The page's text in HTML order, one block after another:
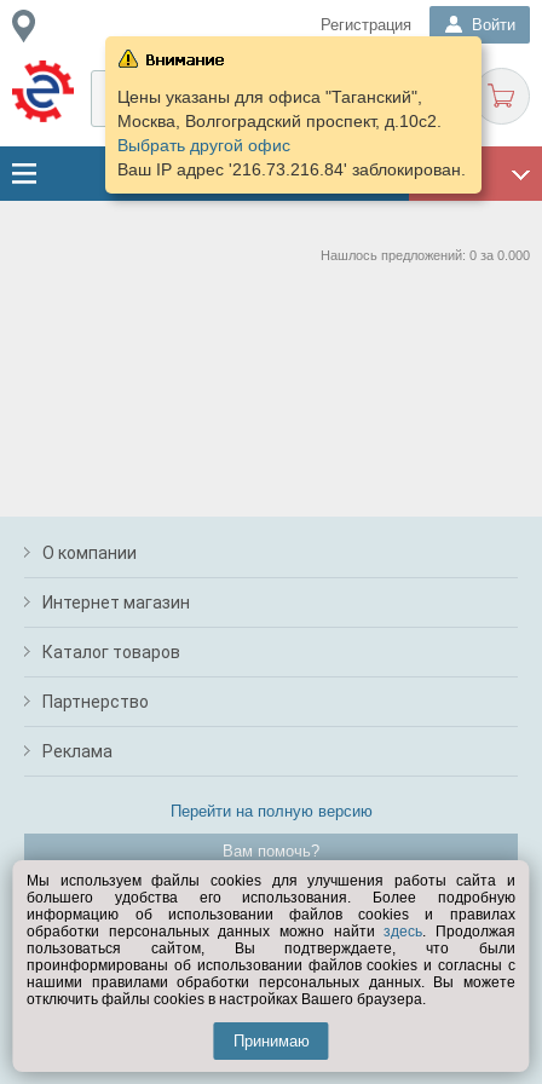
Регистрация Войти
ГАРАЖ
Цены указаны для офиса "Таганский",
Москва, Волгоградский проспект, д.10с2.
Выбрать другой офис
Ваш IP адрес '216.73.216.84' заблокирован.
Нашлось предложений: 0 за 0.000
О компании
Интернет магазин
Каталог товаров
Партнерство
Реклама
Перейти на полную версию
Вам помочь?
© Exist.ru 1998—2026
Мы используем файлы cookies для улучшения работы сайта и
большего удобства его использования. Более подробную
информацию об использовании файлов cookies и правилах
обработки персональных данных можно найтиздесь. Продолжая
пользоваться сайтом, Вы подтверждаете, что были
проинформированы об использовании файлов cookies и согласны с
нашими правилами обработки персональных данных. Вы можете
отключить файлы cookies в настройках Вашего браузера.
Принимаю